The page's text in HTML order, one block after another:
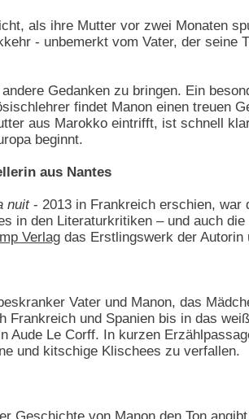
als ihre Mutter vor zwei Monaten
- unbemerkt vom Vater, der seine
Gedanken zu bringen. Ein
findet Manon einen treuen
aus Marokko eintrifft, ist schnell
beginnt.
aus Nantes
nuit- 2013 in Frankreich erschien, war
in den Literaturkritiken – und auch
Verlag das Erstlingswerk der Autorin
Vater und Manon, das
Frankreich und Spanien bis in das
Aude Le Corff. In kurzen
und kitschige Klischees zu verfallen.